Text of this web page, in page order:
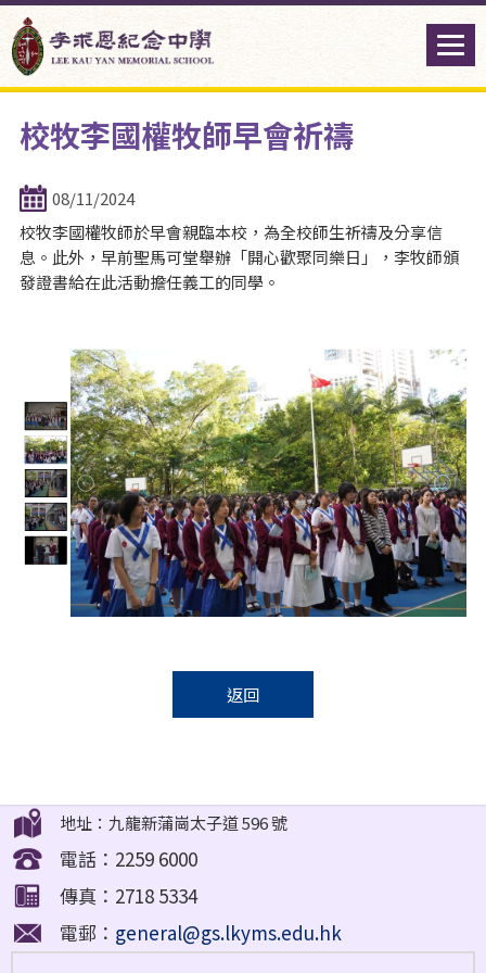
校牧李國權牧師早會祈禱
08/11/2024
校牧李國權牧師於早會親臨本校，為全校師生祈禱及分享信
息。此外，早前聖馬可堂舉辦「開心歡聚同樂日」，李牧師頒
發證書給在此活動擔任義工的同學。
返回
地址：九龍新蒲崗太子道 596 號
電話：2259 6000
傳真：2718 5334
電郵： general@gs.lkyms.edu.hk